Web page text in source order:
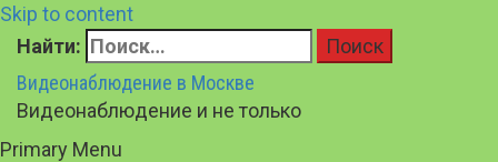
Skip to content
Найти:
Видеонаблюдение в Москве
Видеонаблюдение и не только
Primary Menu